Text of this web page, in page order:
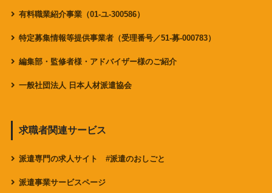
有料職業紹介事業（01-ユ-300586）
特定募集情報等提供事業者（受理番号／51-募-000783）
編集部・監修者様・アドバイザー様のご紹介
一般社団法人 日本人材派遣協会
求職者関連サービス
派遣専門の求人サイト #派遣のおしごと
派遣事業サービスページ